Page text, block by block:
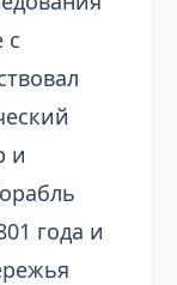
с
и
года и